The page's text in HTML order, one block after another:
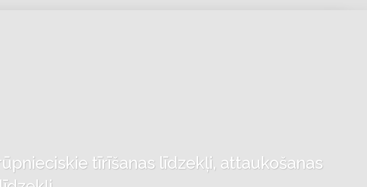
tīrīšanas līdzekļi, attaukošanas